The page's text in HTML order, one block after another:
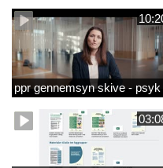
ppr gennemsyn skive - psyk